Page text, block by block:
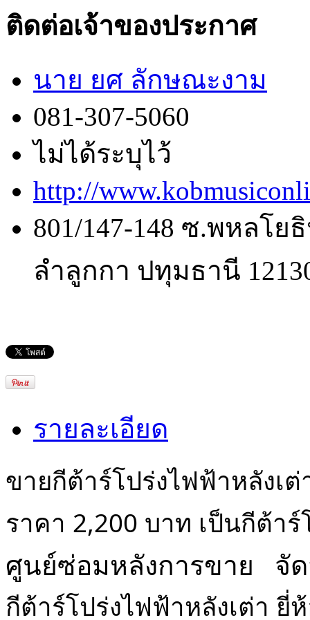
ติดต่อเจ้าของประกาศ
นาย ยศ ลักษณะงาม
081-307-5060
ไม่ได้ระบุไว้
http://
801/147-148 ซ.พหลโ
ลำลูกกา ปทุมธานี
รายละเอียด
ขายกีต้าร์โปร่งไฟฟ้าหลังเ
ราคา 2,200 บาท เป็นกีต้า
ศูนย์ซ่อมหลังการขาย จัด
กีต้าร์โปร่งไฟฟ้าหลังเต่า ยี่